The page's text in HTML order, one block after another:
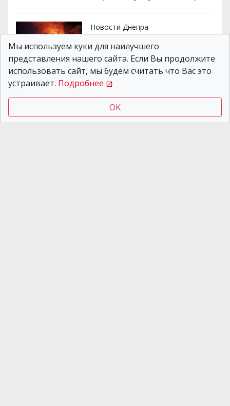
Новости Днепра
07.08.2026 07:53
Из-за атак рф возникли
пожары, есть
разрушения: как
прошла ночь на 7
августа на
Днепропетровщине
Мы используем куки для наилучшего
представления нашего сайта. Если Вы продолжите
использовать сайт, мы будем считать что Вас это
устраивает. Подробнее
OK